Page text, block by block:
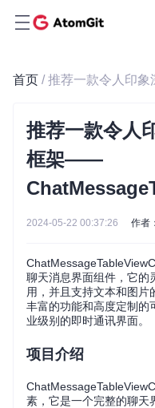
首页
推荐一款令人
框架——
2024-05-22 00:37:26 作者
聊天消息界面组件，它的
用，并且支持文本和图片
丰富的功能和高度定制的
业级别的即时通讯界面。
项目介绍
素，它是一个完整的聊天